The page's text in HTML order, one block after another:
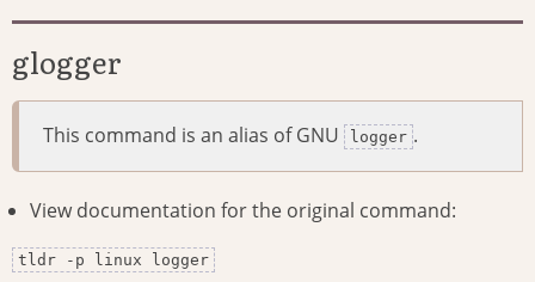
glogger
This command is an alias of GNU logger .
View documentation for the original command:
tldr -p linux logger